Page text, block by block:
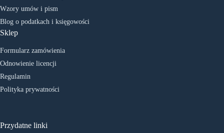
Wzory umów i pism
Blog o podatkach i księgowości
Sklep
Formularz zamówienia
Odnowienie licencji
Regulamin
Polityka prywatności
Przydatne linki